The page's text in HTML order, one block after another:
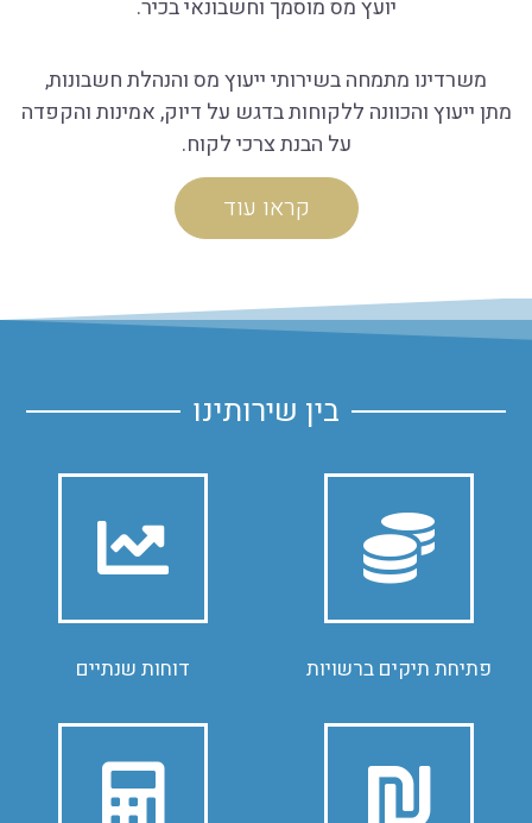
יועץ מס מוסמך וחשבונאי בכיר.
משרדינו מתמחה בשירותי ייעוץ מס והנהלת חשבונות,
מתן ייעוץ והכוונה ללקוחות בדגש על דיוק, אמינות והקפדה
על הבנת צרכי לקוח.
קראו עוד
בין שירותינו
פתיחת תיקים ברשויות
יעוץ בפתיחת עסק חדש
לפרטים
דוחות שנתיים
הכנת דוחות שנתיים
לפרטים
לפרטים לפרטים